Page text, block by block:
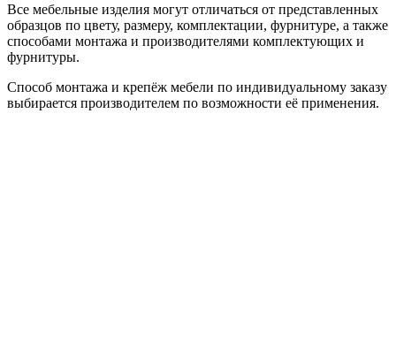
Все мебельные изделия могут отличаться от представленных
образцов по цвету, размеру, комплектации, фурнитуре, а также
способами монтажа и производителями комплектующих и
фурнитуры.
Способ монтажа и крепёж мебели по индивидуальному заказу
выбирается производителем по возможности её применения.